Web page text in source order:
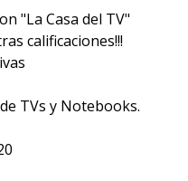
"La Casa del TV"
calificaciones!!!
TVs y Notebooks.